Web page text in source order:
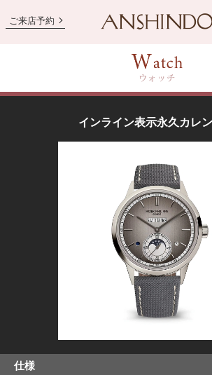
ご来店予約
インライン表示永久カレ
仕様